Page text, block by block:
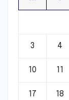
3 4
10 11
17 18